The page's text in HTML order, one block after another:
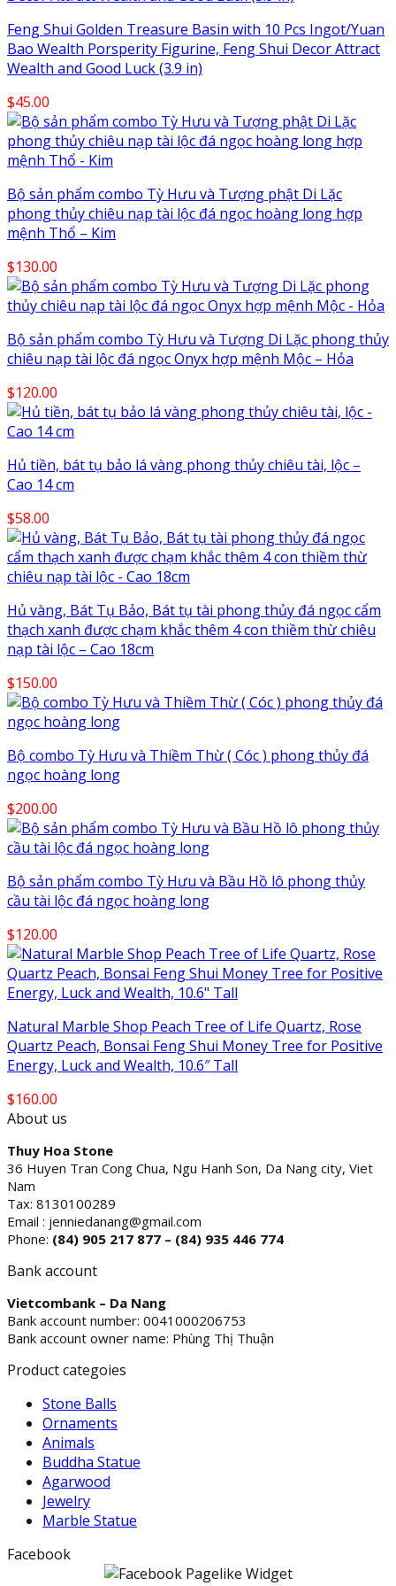
Feng Shui Golden Treasure Basin with 10 Pcs Ingot/Yuan
Bao Wealth Porsperity Figurine, Feng Shui Decor Attract
Wealth and Good Luck (3.9 in)
$45.00
Bộ sản phẩm combo Tỳ Hưu và Tượng phật Di Lặc
phong thủy chiêu nạp tài lộc đá ngọc hoàng long hợp
mệnh Thổ – Kim
$130.00
Bộ sản phẩm combo Tỳ Hưu và Tượng Di Lặc phong thủy
chiêu nạp tài lộc đá ngọc Onyx hợp mệnh Mộc – Hỏa
$120.00
Hủ tiền, bát tụ bảo lá vàng phong thủy chiêu tài, lộc –
Cao 14 cm
$58.00
Hủ vàng, Bát Tụ Bảo, Bát tụ tài phong thủy đá ngọc cẩm
thạch xanh được chạm khắc thêm 4 con thiềm thừ chiêu
nạp tài lộc – Cao 18cm
$150.00
Bộ combo Tỳ Hưu và Thiềm Thừ ( Cóc ) phong thủy đá
ngọc hoàng long
$200.00
Bộ sản phẩm combo Tỳ Hưu và Bầu Hồ lô phong thủy
cầu tài lộc đá ngọc hoàng long
$120.00
Natural Marble Shop Peach Tree of Life Quartz, Rose
Quartz Peach, Bonsai Feng Shui Money Tree for Positive
Energy, Luck and Wealth, 10.6″ Tall
$160.00
About us
Thuy Hoa Stone
36 Huyen Tran Cong Chua, Ngu Hanh Son, Da Nang city, Viet
Nam
Tax: 8130100289
Email : jenniedanang@gmail.com
Phone: (84) 905 217 877 – (84) 935 446 774
Bank account
Vietcombank – Da Nang
Bank account number: 0041000206753
Bank account owner name: Phùng Thị Thuận
Product categoies
Stone Balls
Ornaments
Animals
Buddha Statue
Agarwood
Jewelry
Marble Statue
Facebook